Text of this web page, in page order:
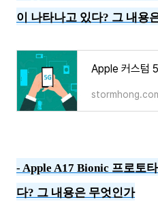
이 나타나고 있다? 그 내용
- Apple A17 Bionic 프로토
다? 그 내용은 무엇인가